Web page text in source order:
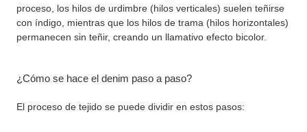
proceso, los hilos de urdimbre (hilos verticales) suelen teñirse
con índigo, mientras que los hilos de trama (hilos horizontales)
permanecen sin teñir, creando un llamativo efecto bicolor.
¿Cómo se hace el denim paso a paso?
El proceso de tejido se puede dividir en estos pasos: